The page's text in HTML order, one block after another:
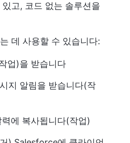
고, 코드 없는 솔루션을
데 사용할 수 있습니다:
업)을 받습니다
지 알림을 받습니다(작
에 복사됩니다(작업)